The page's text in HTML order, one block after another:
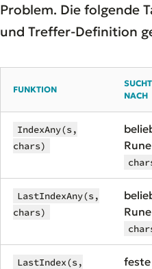
Problem. Die folgende
und Treffer-Definition
FUNKTION
SUCHT
NACH
IndexAny(s,
chars)
LastIndexAny(s,
chars)
LastIndex(s,
feste